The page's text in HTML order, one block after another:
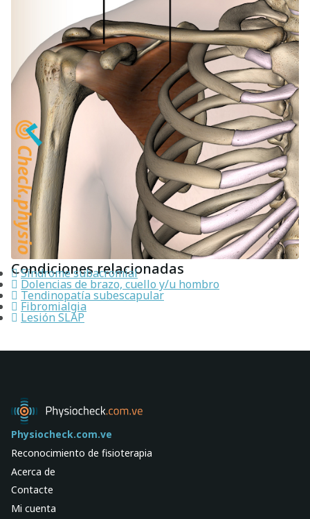
Condiciones relacionadas
Síndrome subacromial
Dolencias de brazo, cuello y/u hombro
Tendinopatía subescapular
Fibromialgia
Lesión SLAP
Physiocheck.com.ve
Reconocimiento de fisioterapia
Acerca de
Contacte
Mi cuenta